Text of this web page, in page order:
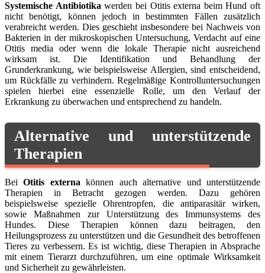
Systemische Antibiotika werden bei Otitis externa beim Hund oft
nicht benötigt, können jedoch in bestimmten Fällen zusätzlich
verabreicht werden. Dies geschieht insbesondere bei Nachweis von
Bakterien in der mikroskopischen Untersuchung, Verdacht auf eine
Otitis media oder wenn die lokale Therapie nicht ausreichend
wirksam ist. Die Identifikation und Behandlung der
Grunderkrankung, wie beispielsweise Allergien, sind entscheidend,
um Rückfälle zu verhindern. Regelmäßige Kontrolluntersuchungen
spielen hierbei eine essenzielle Rolle, um den Verlauf der
Erkrankung zu überwachen und entsprechend zu handeln.
Alternative und unterstützende
Therapien
BeiOtitis externa können auch alternative und unterstützende
Therapien in Betracht gezogen werden. Dazu gehören
beispielsweise spezielle Ohrentropfen, die antiparasitär wirken,
sowie Maßnahmen zur Unterstützung des Immunsystems des
Hundes. Diese Therapien können dazu beitragen, den
Heilungsprozess zu unterstützen und die Gesundheit des betroffenen
Tieres zu verbessern. Es ist wichtig, diese Therapien in Absprache
mit einem Tierarzt durchzuführen, um eine optimale Wirksamkeit
und Sicherheit zu gewährleisten.